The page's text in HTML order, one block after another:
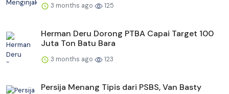
3 months ago 125
Herman Deru Dorong PTBA Capai Target 100
Juta Ton Batu Bara
3 months ago 123
Persija Menang Tipis dari PSBS, Van Basty